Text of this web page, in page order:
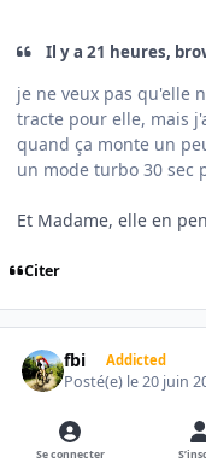
Il y a 21 heures,
je ne veux pas qu'elle
tracte pour elle, mais
quand ça monte un
un mode turbo 30 sec
Et Madame, elle en
Citer
fbi Addicted
Posté(e) le 20 juin
avec 150/160mm
Se connecter